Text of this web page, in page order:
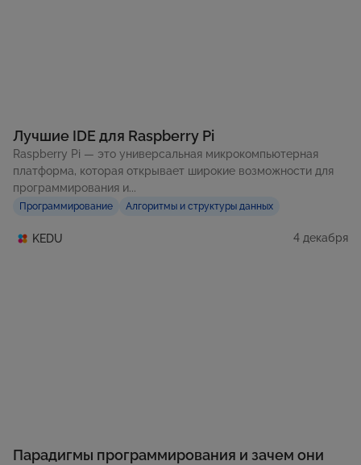
Лучшие IDE для Raspberry Pi
Raspberry Pi — это универсальная микрокомпьютерная
платформа, которая открывает широкие возможности для
программирования и...
Программирование Алгоритмы и структуры данных
KEDU 4 декабря
Парадигмы программирования и зачем они